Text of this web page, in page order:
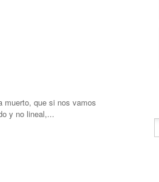
muerto, que si nos vamos
y no lineal,...